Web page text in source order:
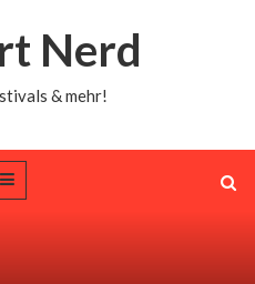
Nerd
& mehr!